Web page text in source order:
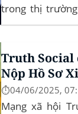
trong thị
đồng meme
(Department of
trích dự luật “Big
Truth Social
Nộp Hồ Sơ
⏱️04/06/2025,
Mạng xã hội